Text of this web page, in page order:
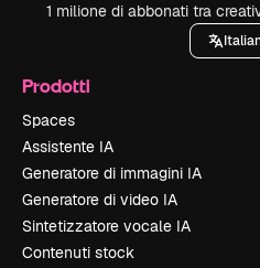
1 milione di abbonati tra
Prodotti
Spaces
Assistente IA
Generatore di immagini IA
Generatore di video IA
Sintetizzatore vocale IA
Contenuti stock